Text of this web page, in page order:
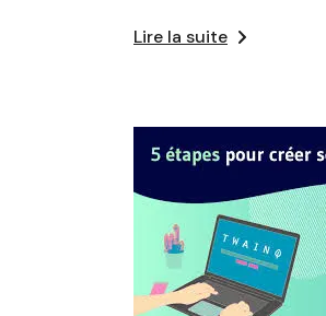
Lire la suite